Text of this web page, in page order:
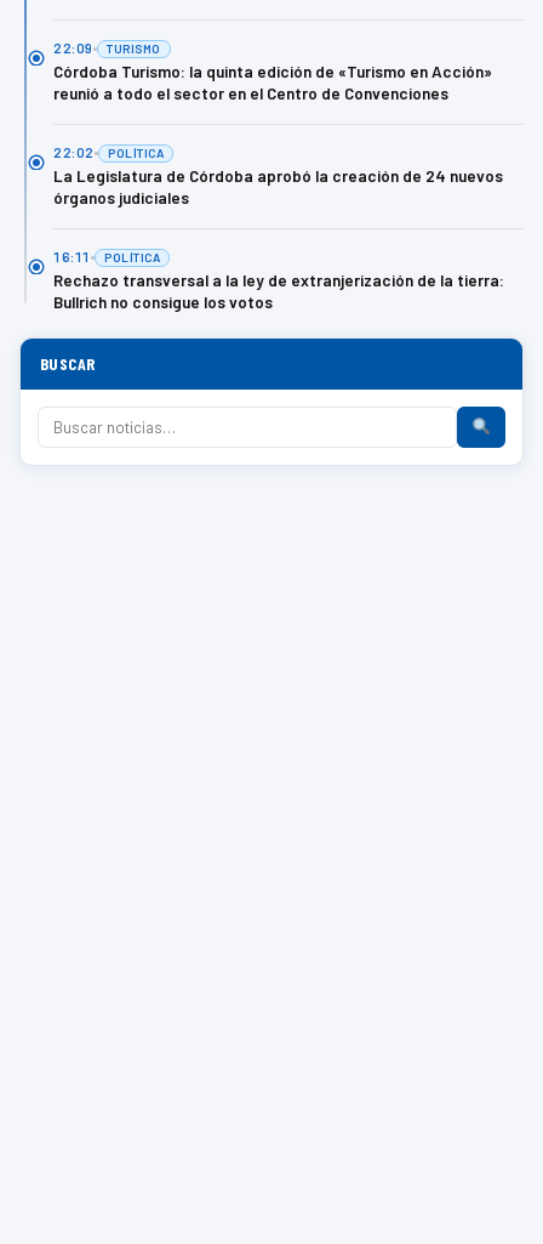
22:09 TURISMO
Córdoba Turismo: la quinta edición de «Turismo en Acción»
reunió a todo el sector en el Centro de Convenciones
22:02 POLÍTICA
La Legislatura de Córdoba aprobó la creación de 24 nuevos
órganos judiciales
16:11 POLÍTICA
Rechazo transversal a la ley de extranjerización de la tierra:
Bullrich no consigue los votos
BUSCAR